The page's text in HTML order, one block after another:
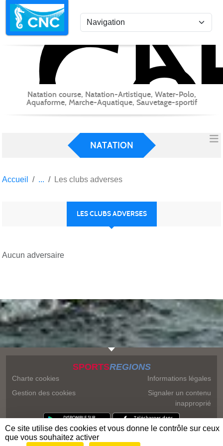
Natation course, Natation-Artistique, Water-Polo,
Aquaforme, Marche-Aquatique, Sauvetage-sportif
NATATION
Accueil Les clubs adverses
LES CLUBS ADVERSES
Aucun adversaire
SPORTSREGIONS
Charte cookies
Gestion des cookies
Informations légales
Signaler un contenu
inapproprié
Panneau de gestion des cookies
Ce site utilise des cookies et vous donne le contrôle sur ceux
que vous souhaitez activer